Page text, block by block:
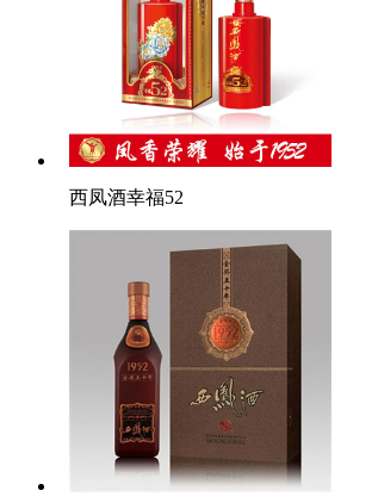
西凤酒幸福52